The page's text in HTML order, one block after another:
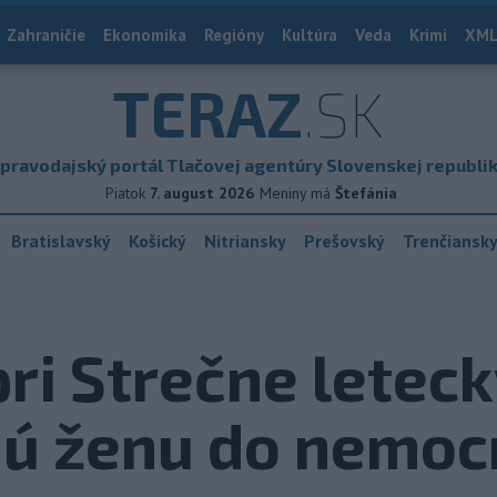
Zahraničie Ekonomika Regióny Kultúra Veda Krimi
TERAZ.SK
portál Tlačovej agentúry Slovenskej
Piatok 7. august 2026 Meniny má Štefánia
Bratislavský Košický Nitriansky Prešovský Trenčiansky
Strečne
ženu do